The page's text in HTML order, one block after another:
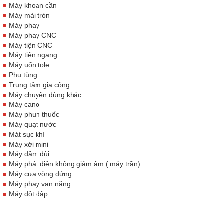
Máy khoan cần
Máy mài tròn
Máy phay
Máy phay CNC
Máy tiện CNC
Máy tiện ngang
Máy uốn tole
Phụ tùng
Trung tâm gia công
Máy chuyên dùng khác
Máy cano
Máy phun thuốc
Máy quạt nước
Mát sục khí
Máy xới mini
Máy đầm dùi
Máy phát điện không giảm âm ( máy trần)
Máy cưa vòng đứng
Máy phay vạn năng
Máy đột dập